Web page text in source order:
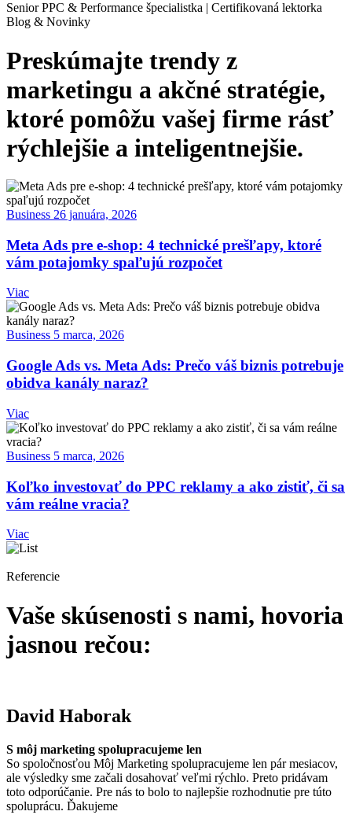
Senior PPC & Performance špecialistka | Certifikovaná lektorka
Blog & Novinky
Preskúmajte trendy z
marketingu a akčné stratégie,
ktoré pomôžu vašej firme rásť
rýchlejšie a inteligentnejšie.
Business 26 januára, 2026
Meta Ads pre e-shop: 4 technické prešľapy, ktoré
vám potajomky spaľujú rozpočet
Viac
Business 5 marca, 2026
Google Ads vs. Meta Ads: Prečo váš biznis potrebuje
obidva kanály naraz?
Viac
Business 5 marca, 2026
Koľko investovať do PPC reklamy a ako zistiť, či sa
vám reálne vracia?
Viac
Referencie
Vaše skúsenosti s nami, hovoria
jasnou rečou:
David Haborak
S môj marketing spolupracujeme len
So spoločnosťou Môj Marketing spolupracujeme len pár mesiacov,
ale výsledky sme začali dosahovať veľmi rýchlo. Preto pridávam
toto odporúčanie. Pre nás to bolo to najlepšie rozhodnutie pre túto
spoluprácu. Ďakujeme